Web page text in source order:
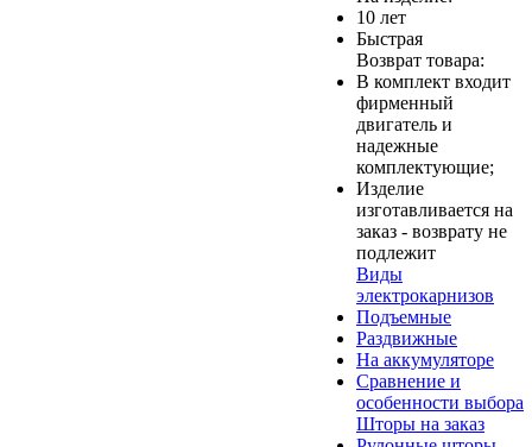
10 лет
Быстрая
Возврат товара:
В комплект входит
фирменный
двигатель и
надежные
комплектующие;
Изделие
изготавливается на
заказ - возврату не
подлежит
Виды
электрокарнизов
Подъемные
Раздвижные
На аккумуляторе
Сравнение и
особенности выбора
Шторы на заказ